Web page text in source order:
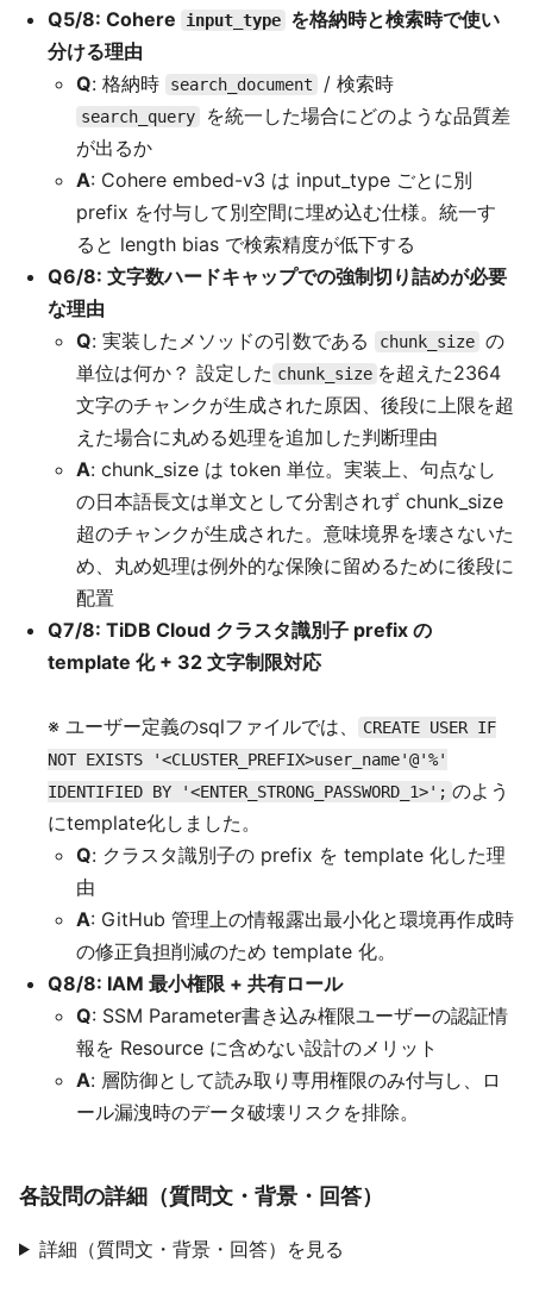
Q5/8: Cohere
input_type を格納時と検索時で使い
分ける理由
Q: 格納時 search_document / 検索時
search_query
を統一した場合にどのような品質差
が出るか
A: Cohere embed-v3 は input_type ごとに別
prefix を付与して別空間に埋め込む仕様。統一す
ると length bias で検索精度が低下する
Q6/8: 文字数ハードキャップでの強制切り詰めが必要
な理由
Q: 実装したメソッドの引数である chunk_size の
単位は何か？ 設定した chunk_size を超えた2364
文字のチャンクが生成された原因、後段に上限を超
えた場合に丸める処理を追加した判断理由
A: chunk_size は token 単位。実装上、句点なし
の日本語長文は単文として分割されず chunk_size
超のチャンクが生成された。意味境界を壊さないた
め、丸め処理は例外的な保険に留めるために後段に
配置
Q7/8: TiDB Cloud クラスタ識別子 prefix の
template 化 + 32 文字制限対応
※ ユーザー定義のsqlファイルでは、
CREATE USER IF
NOT EXISTS '<CLUSTER_PREFIX>user_name'@'%'
IDENTIFIED BY '<ENTER_STRONG_PASSWORD_1>'; のよう
にtemplate化しました。
Q: クラスタ識別子の prefix を template 化した理
由
A: GitHub 管理上の情報露出最小化と環境再作成時
の修正負担削減のため template 化。
Q8/8: IAM 最小権限 + 共有ロール
Q: SSM Parameter書き込み権限ユーザーの認証情
報を Resource に含めない設計のメリット
A: 層防御として読み取り専用権限のみ付与し、ロ
ール漏洩時のデータ破壊リスクを排除。
各設問の詳細（質問文・背景・回答）
詳細（質問文・背景・回答）を見る